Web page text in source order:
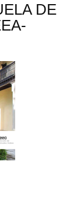
DE